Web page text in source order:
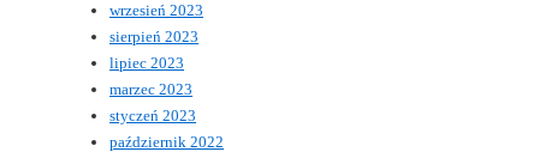
wrzesień 2023
sierpień 2023
lipiec 2023
marzec 2023
styczeń 2023
październik 2022